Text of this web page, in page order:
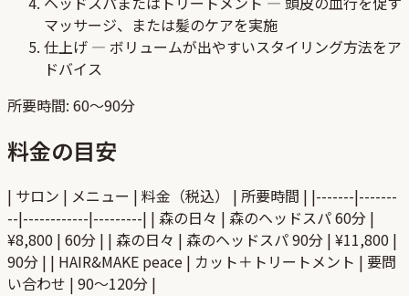
マッサージ、または髪のケアを実施
仕上げ — ボリュームが出やすいスタイリング方法をア
ドバイス
所要時間: 60〜90分
料金の目安
| サロン | メニュー | 料金（税込） | 所要時間 | |-------|-------
--|------------|---------| | 森の日々 | 森のヘッドスパ 60分 |
¥8,800 | 60分 | | 森の日々 | 森のヘッドスパ 90分 | ¥11,800 |
90分 | | HAIR&MAKE peace | カット＋トリートメント | 要問
い合わせ | 90〜120分 |